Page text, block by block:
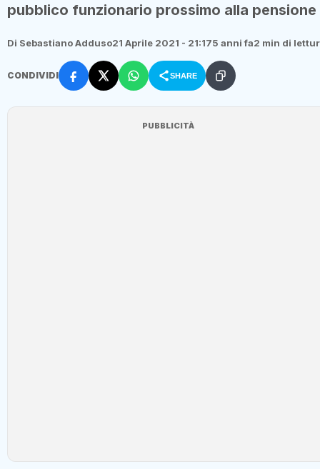
pubblico funzionario prossimo alla pensione
Di Sebastiano Adduso21 Aprile 2021 - 21:175 anni fa2 min di
CONDIVIDI SHARE
PUBBLICITÀ